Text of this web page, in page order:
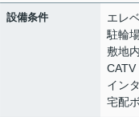
設備条件
エレ
駐輪
敷地
CATV
イン
宅配